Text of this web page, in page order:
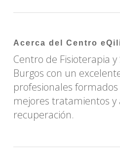
Acerca del Centro
Centro de Fisioterapia
Burgos con un
profesionales
mejores tratamientos
recuperación.